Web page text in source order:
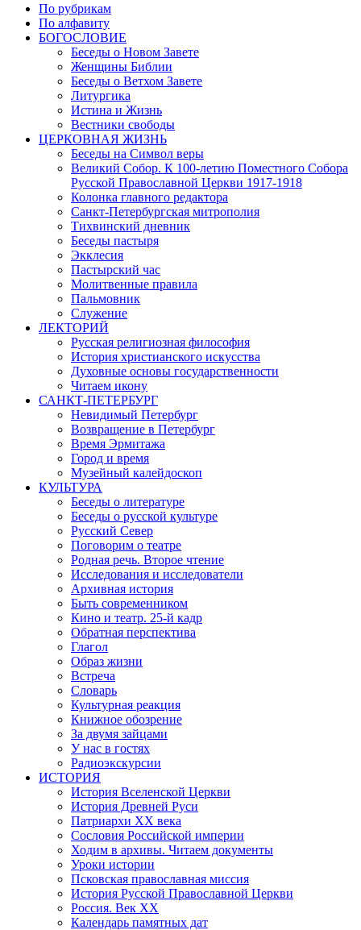
По рубрикам
По алфавиту
БОГОСЛОВИЕ
Беседы о Новом Завете
Женщины Библии
Беседы о Ветхом Завете
Литургика
Истина и Жизнь
Вестники свободы
ЦЕРКОВНАЯ ЖИЗНЬ
Беседы на Символ веры
Великий Собор. К 100-летию Поместного Собора
Русской Православной Церкви 1917-1918
Колонка главного редактора
Санкт-Петербургская митрополия
Тихвинский дневник
Беседы пастыря
Экклесия
Пастырский час
Молитвенные правила
Пальмовник
Служение
ЛЕКТОРИЙ
Русская религиозная философия
История христианского искусства
Духовные основы государственности
Читаем икону
САНКТ-ПЕТЕРБУРГ
Невидимый Петербург
Возвращение в Петербург
Время Эрмитажа
Город и время
Музейный калейдоскоп
КУЛЬТУРА
Беседы о литературе
Беседы о русской культуре
Русский Север
Поговорим о театре
Родная речь. Второе чтение
Исследования и исследователи
Архивная история
Быть современником
Кино и театр. 25-й кадр
Обратная перспектива
Глагол
Образ жизни
Встреча
Словарь
Культурная реакция
Книжное обозрение
За двумя зайцами
У нас в гостях
Радиоэкскурсии
ИСТОРИЯ
История Вселенской Церкви
История Древней Руси
Патриархи XX века
Сословия Российской империи
Ходим в архивы. Читаем документы
Уроки истории
Псковская православная миссия
История Русской Православной Церкви
Россия. Век ХХ
Календарь памятных дат